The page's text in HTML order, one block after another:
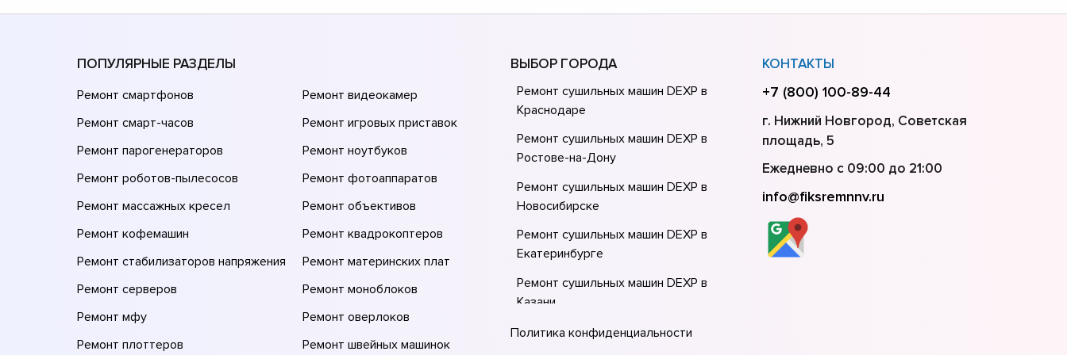
ПОПУЛЯРНЫЕ РАЗДЕЛЫ
Ремонт смартфонов
Ремонт смарт-часов
Ремонт парогенераторов
Ремонт роботов-пылесосов
Ремонт массажных кресел
Ремонт кофемашин
Ремонт стабилизаторов напряжения
Ремонт серверов
Ремонт мфу
Ремонт плоттеров
Ремонт видеокамер
Ремонт игровых приставок
Ремонт ноутбуков
Ремонт фотоаппаратов
Ремонт объективов
Ремонт квадрокоптеров
Ремонт материнских плат
Ремонт моноблоков
Ремонт оверлоков
Ремонт швейных машинок
ВЫБОР ГОРОДА
Ремонт сушильных машин DEXP в
Краснодаре
Ремонт сушильных машин DEXP в
Ростове-на-Донy
Ремонт сушильных машин DEXP в
Новосибирске
Ремонт сушильных машин DEXP в
Екатеринбурге
Ремонт сушильных машин DEXP в
Казани
Ремонт сушильных машин DEXP в
Политика конфиденциальности
КОНТАКТЫ
+7 (800) 100-89-44
г. Нижний Новгород, Советская
площадь, 5
Ежедневно с 09:00 до 21:00
info@fiksremnnv.ru